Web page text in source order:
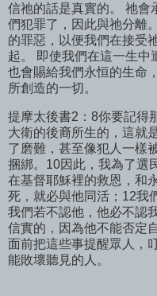
信祂的話是真實的。 祂會
們犯罪了，因此與祂分離
的罪惡，以便我們在接受
起。 即使我們在這一生中
也會賜給我們永恒的生命
所創造的一切。
提摩太後書2：8你要記得
大衛的後裔所生的，這就
了磨難，甚至像犯人一樣
捆綁。10因此，我為了選
在基督耶穌裡的救恩，和
死，就必與他同活；12我
我們若不認他，他必不認
信實的，因為他不能否定
面前把這些事提醒眾人，
能敗壞聽見的人。